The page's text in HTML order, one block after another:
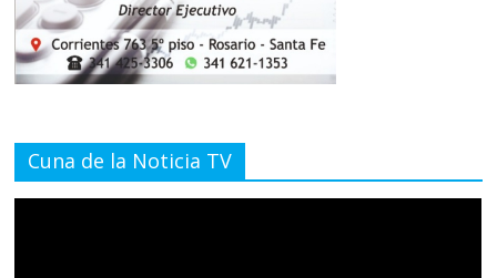
Cuna de la Noticia TV